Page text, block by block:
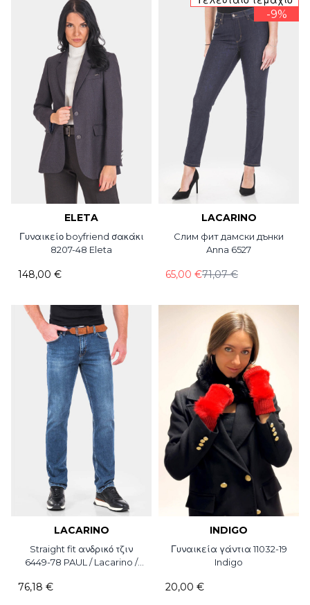
ELETA
Γυναικείο boyfriend σακάκι
8207-48 Eleta
148,00 €
-9%
LACARINO
Слим фит дамски дънки
Anna 6527
71,07 €
65,00 €
LACARINO
Straight fit ανδρικό τζιν
6449-78 PAUL / Lacarino /
76,18 €
INDIGO
Γυναικεία γάντια 11032-19
Indigo
20,00 €